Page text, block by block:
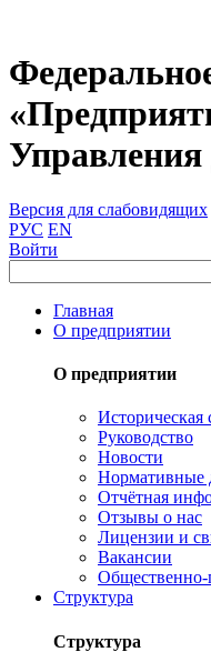
Управления
Версия для слабовидящих
РУС EN
Войти
Главная
О предприятии
О предприятии
Историческая
Руководство
Новости
Нормативные
Отчётная
Отзывы о нас
Лицензии и
Вакансии
Общественно-
Структура
Структура